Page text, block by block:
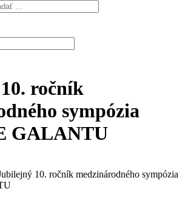
ročník
sympózia
GALANTU
10. ročník medzinárodného sympózia